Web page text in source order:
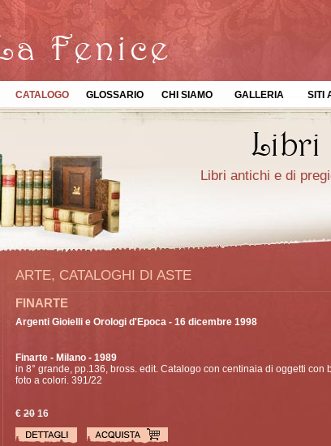
CATALOGO GLOSSARIO CHI SIAMO GALLERIA SITI
Libri antichi e di
ARTE, CATALOGHI DI ASTE
FINARTE
Argenti Gioielli e Orologi d'Epoca - 16 dicembre 1998
Finarte - Milano - 1989
in 8° grande, pp.136, bross. edit. Catalogo con centinaia di oggetti con
foto a colori. 391/22
€ 20 16